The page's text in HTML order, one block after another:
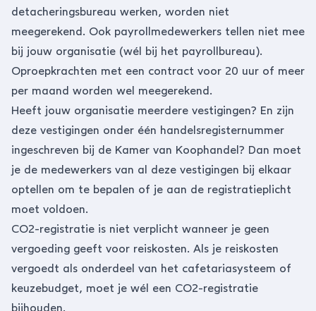
detacheringsbureau werken, worden niet
meegerekend. Ook payrollmedewerkers tellen niet mee
bij jouw organisatie (wél bij het payrollbureau).
Oproepkrachten met een contract voor 20 uur of meer
per maand worden wel meegerekend.
Heeft jouw organisatie meerdere vestigingen? En zijn
deze vestigingen onder één handelsregisternummer
ingeschreven bij de Kamer van Koophandel? Dan moet
je de medewerkers van al deze vestigingen bij elkaar
optellen om te bepalen of je aan de registratieplicht
moet voldoen.
CO2-registratie is niet verplicht wanneer je geen
vergoeding geeft voor reiskosten. Als je reiskosten
vergoedt als onderdeel van het cafetariasysteem of
keuzebudget, moet je wél een CO2-registratie
bijhouden.